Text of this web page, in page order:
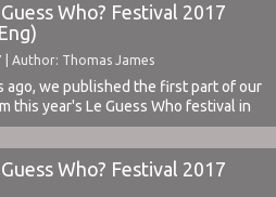
Who? Festival 2017
| Author: Thomas James
ago, we published the first part of our
this year's Le Guess Who festival in
our impressions from the
and the concerts of Thurston Moore
Jerusalem In My Heart,
and Gas. You can find our
Who? Festival 2017